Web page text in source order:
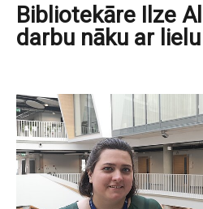
Bibliotekāre Ilze
darbu nāku ar